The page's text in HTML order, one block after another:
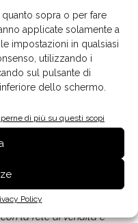
sopra o per fare
applicate solamente a
impostazioni in qualsiasi
utilizzando i
sul pulsante di
dello schermo.
di più su questi scopi
Policy
di Gruppo Colombini
e traguardi
che hanno messo in
la rete di vendita e